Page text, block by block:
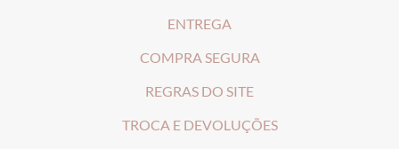
ENTREGA
COMPRA SEGURA
REGRAS DO SITE
TROCA E DEVOLUÇÕES